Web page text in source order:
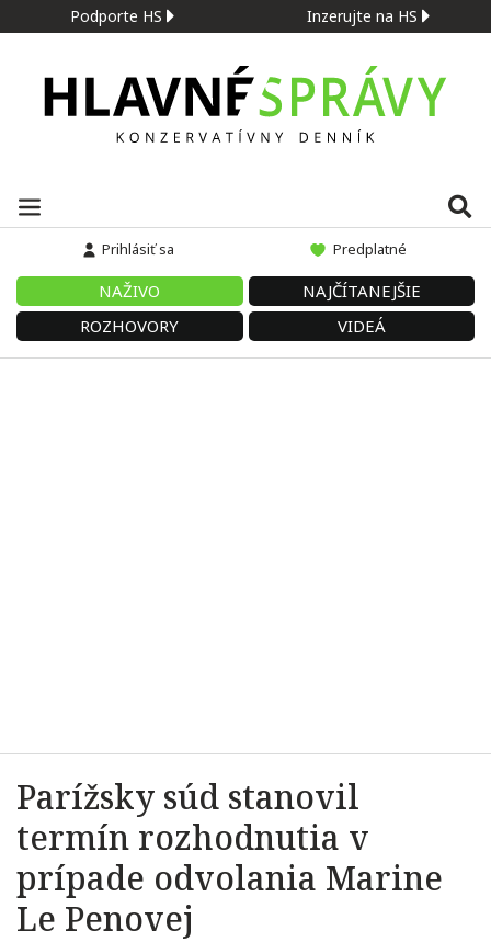
Podporte HS Inzerujte na HS
Prihlásiť sa Predplatné
NAŽIVO
NAJČÍTANEJŠIE
ROZHOVORY
VIDEÁ
Parížsky súd stanovil
termín rozhodnutia v
prípade odvolania Marine
Le Penovej